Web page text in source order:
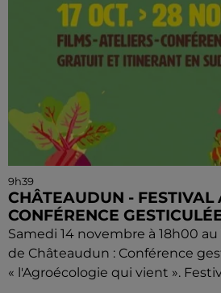
9h39
CHÂTEAUDUN - FESTIVAL
CONFÉRENCE
Samedi 14 novembre à 18h00
de Châteaudun : Conférence
« l'Agroécologie qui vient ».